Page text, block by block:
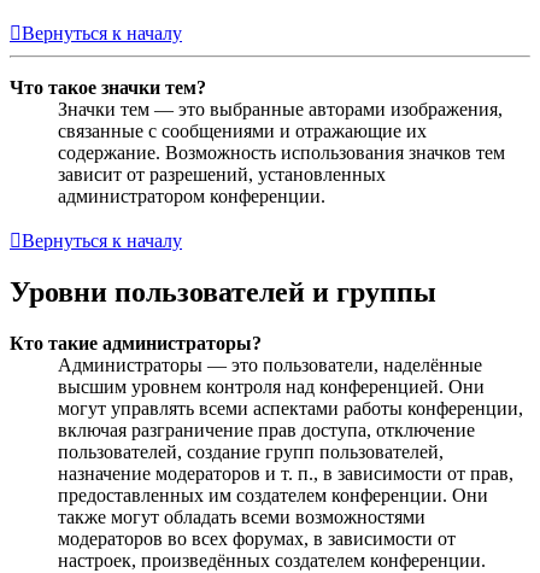
Вернуться к началу
Что такое значки тем?
Значки тем — это выбранные авторами изображения,
связанные с сообщениями и отражающие их
содержание. Возможность использования значков тем
зависит от разрешений, установленных
администратором конференции.
Вернуться к началу
Уровни пользователей и группы
Кто такие администраторы?
Администраторы — это пользователи, наделённые
высшим уровнем контроля над конференцией. Они
могут управлять всеми аспектами работы конференции,
включая разграничение прав доступа, отключение
пользователей, создание групп пользователей,
назначение модераторов и т. п., в зависимости от прав,
предоставленных им создателем конференции. Они
также могут обладать всеми возможностями
модераторов во всех форумах, в зависимости от
настроек, произведённых создателем конференции.